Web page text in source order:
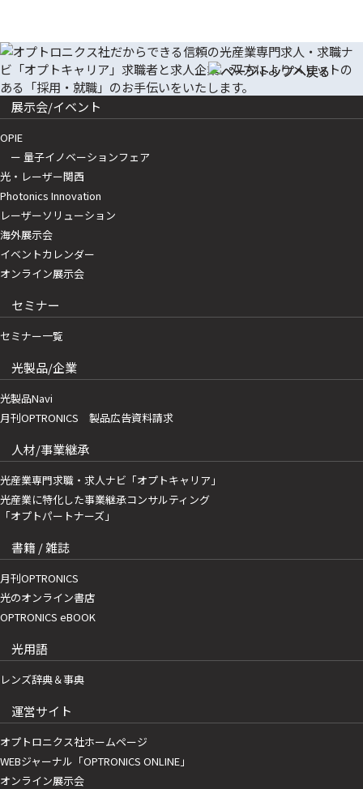
展示会/イベント
OPIE
ー 量子イノベーションフェア
光・レーザー関西
Photonics Innovation
レーザーソリューション
海外展示会
イベントカレンダー
オンライン展示会
セミナー
セミナー一覧
光製品/企業
光製品Navi
月刊OPTRONICS 製品広告資料請求
人材/事業継承
光産業専門求職・求人ナビ「オプトキャリア」
光産業に特化した事業継承コンサルティング
「オプトパートナーズ」
書籍 / 雑誌
月刊OPTRONICS
光のオンライン書店
OPTRONICS eBOOK
光用語
レンズ辞典＆事典
運営サイト
オプトロニクス社ホームページ
WEBジャーナル「OPTRONICS ONLINE」
オンライン展示会